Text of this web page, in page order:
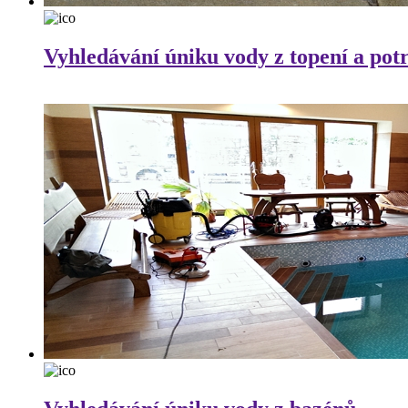
Vyhledávání úniku vody z topení a